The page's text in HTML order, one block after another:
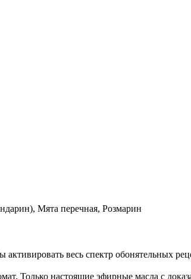
Мята перечная, Розмарин
весь спектр обонятельных
Только настоящие эфирные масла с